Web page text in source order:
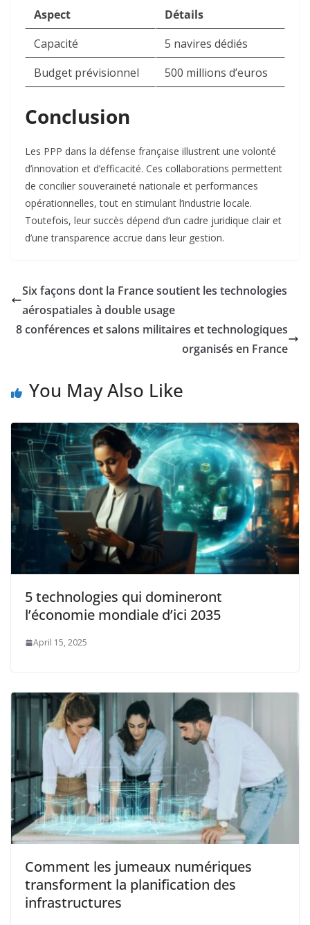
Aspect
Détails
Capacité
5 navires dédiés
Budget prévisionnel
500 millions d’euros
Conclusion
Les PPP dans la défense française illustrent une volonté
d’innovation et d’efficacité. Ces collaborations permettent
de concilier souveraineté nationale et performances
opérationnelles, tout en stimulant l’industrie locale.
Toutefois, leur succès dépend d’un cadre juridique clair et
d’une transparence accrue dans leur gestion.
Six façons dont la France soutient les technologies
aérospatiales à double usage
8 conférences et salons militaires et technologiques
organisés en France
You May Also Like
5 technologies qui domineront
l’économie mondiale d’ici 2035
April 15, 2025
Comment les jumeaux numériques
transforment la planification des
infrastructures